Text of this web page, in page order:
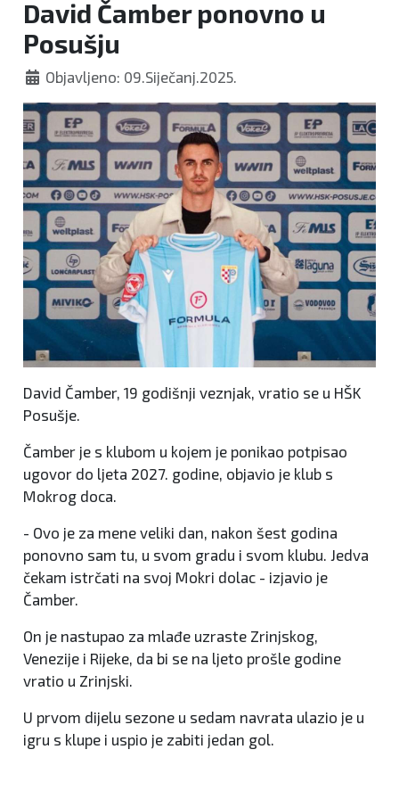
David Čamber ponovno u
Posušju
Objavljeno: 09.Siječanj.2025.
David Čamber, 19 godišnji veznjak, vratio se u HŠK
Posušje.
Čamber je s klubom u kojem je ponikao potpisao
ugovor do ljeta 2027. godine, objavio je klub s
Mokrog doca.
- Ovo je za mene veliki dan, nakon šest godina
ponovno sam tu, u svom gradu i svom klubu. Jedva
čekam istrčati na svoj Mokri dolac - izjavio je
Čamber.
On je nastupao za mlađe uzraste Zrinjskog,
Venezije i Rijeke, da bi se na ljeto prošle godine
vratio u Zrinjski.
U prvom dijelu sezone u sedam navrata ulazio je u
igru s klupe i uspio je zabiti jedan gol.